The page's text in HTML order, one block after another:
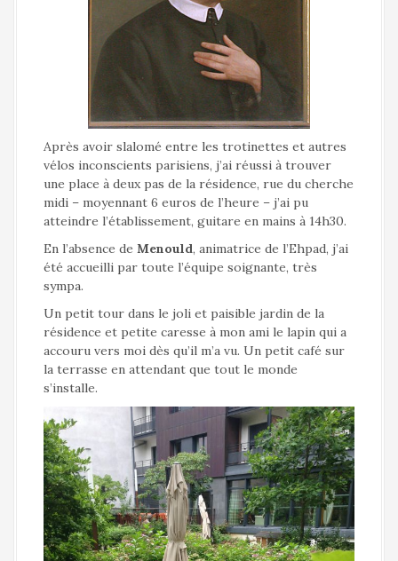
Après avoir slalomé entre les trotinettes et autres
vélos inconscients parisiens, j’ai réussi à trouver
une place à deux pas de la résidence, rue du cherche
midi – moyennant 6 euros de l’heure – j’ai pu
atteindre l’établissement, guitare en mains à 14h30.
En l’absence de Menould, animatrice de l’Ehpad, j’ai
été accueilli par toute l’équipe soignante, très
sympa.
Un petit tour dans le joli et paisible jardin de la
résidence et petite caresse à mon ami le lapin qui a
accouru vers moi dès qu’il m’a vu. Un petit café sur
la terrasse en attendant que tout le monde
s’installe.